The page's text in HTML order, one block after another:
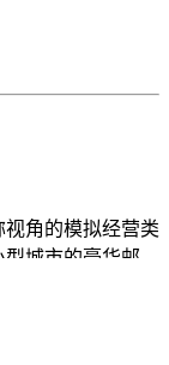
，自由搭配成精
角的模拟经营类
城市的豪华邮
的过程中感受轻
趣的体验